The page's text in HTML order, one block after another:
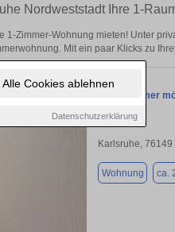
Alle Cookies ablehnen
Datenschutzerklärung
Nordweststadt Ihre 1-
1-Zimmer-Wohnung mieten! Unter
Mit ein paar Klicks zu
EinzelZimmer
Karlsruhe, 76149
Wohnung ca.